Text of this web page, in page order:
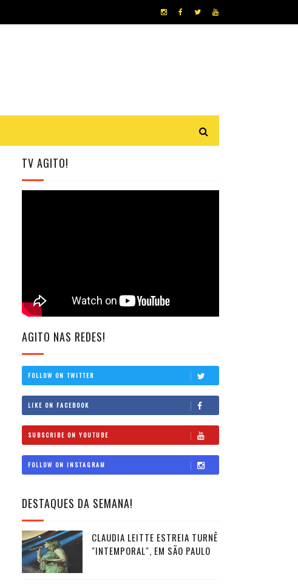
TV AGITO!
AGITO NAS REDES!
FOLLOW ON TWITTER
LIKE ON FACEBOOK
SUBSCRIBE ON YOUTUBE
FOLLOW ON INSTAGRAM
DESTAQUES DA SEMANA!
CLAUDIA LEITTE ESTREIA TURNÊ
"INTEMPORAL", EM SÃO PAULO